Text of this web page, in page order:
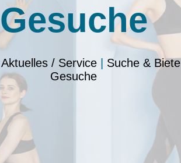
Gesuche
Aktuelles / Service| Suche & Biete|
Gesuche